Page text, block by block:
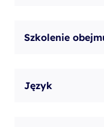
Szkolenie
Język